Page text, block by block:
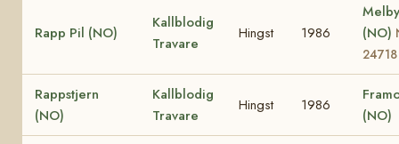
Rapp Pil (NO)
Kallblodig
Travare
Hingst 1986
(NO)
24718
Rappstjern
(NO)
Kallblodig
Travare
Hingst 1986
(NO)